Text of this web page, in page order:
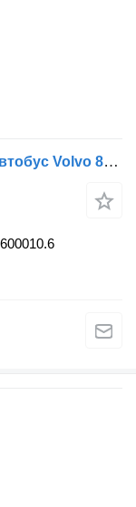
Клапан за въздух WABCO 4314 за автобус Volvo 8700